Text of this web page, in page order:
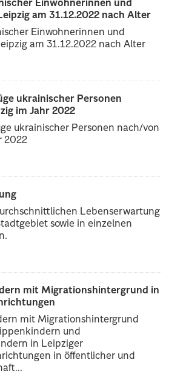
Einwohnerinnen und
am 31.12.2022 nach Alter
Einwohnerinnen und
am 31.12.2022 nach Alter
ukrainischer Personen
im Jahr 2022
ukrainischer Personen nach/von
2022
Lebenserwartung
sowie in einzelnen
mit Migrationshintergrund in
mit Migrationshintergrund
und
in Leipziger
in öffentlicher und